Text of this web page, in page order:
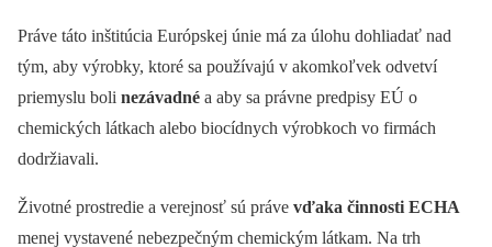
Práve táto inštitúcia Európskej únie má za úlohu dohliadať nad
tým, aby výrobky, ktoré sa používajú v akomkoľvek odvetví
priemyslu boli nezávadné a aby sa právne predpisy EÚ o
chemických látkach alebo biocídnych výrobkoch vo firmách
dodržiavali.
Životné prostredie a verejnosť sú práve vďaka činnosti ECHA
menej vystavené nebezpečným chemickým látkam. Na trh